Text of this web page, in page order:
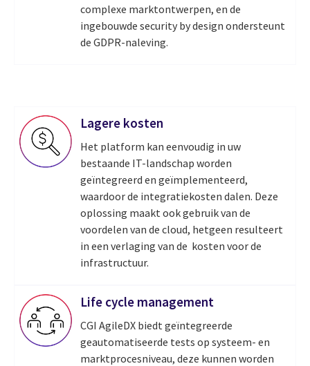
complexe marktontwerpen, en de
ingebouwde security by design ondersteunt
de GDPR-naleving.
Lagere kosten
Het platform kan eenvoudig in uw
bestaande IT-landschap worden
geïntegreerd en geïmplementeerd,
waardoor de integratiekosten dalen. Deze
oplossing maakt ook gebruik van de
voordelen van de cloud, hetgeen resulteert
in een verlaging van de kosten voor de
infrastructuur.
Life cycle management
CGI AgileDX biedt geïntegreerde
geautomatiseerde tests op systeem- en
marktprocesniveau, deze kunnen worden